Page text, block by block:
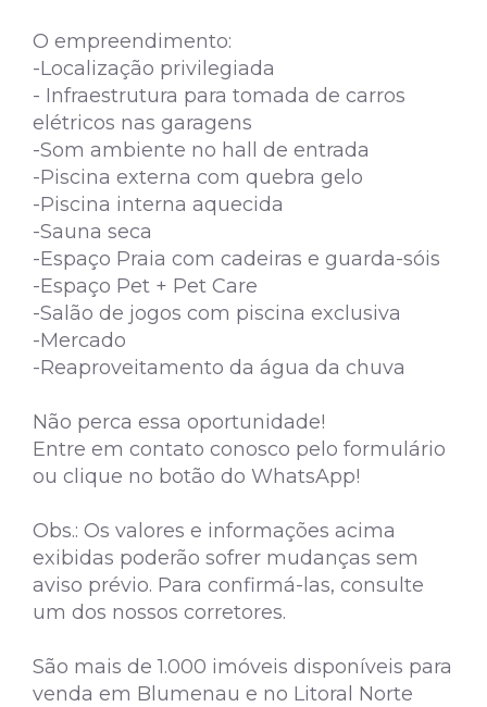
O empreendimento:
-Localização privilegiada
- Infraestrutura para tomada de carros
elétricos nas garagens
-Som ambiente no hall de entrada
-Piscina externa com quebra gelo
-Piscina interna aquecida
-Sauna seca
-Espaço Praia com cadeiras e guarda-sóis
-Espaço Pet + Pet Care
-Salão de jogos com piscina exclusiva
-Mercado
-Reaproveitamento da água da chuva
Não perca essa oportunidade!
Entre em contato conosco pelo formulário
ou clique no botão do WhatsApp!
Obs.: Os valores e informações acima
exibidas poderão sofrer mudanças sem
aviso prévio. Para confirmá-las, consulte
um dos nossos corretores.
São mais de 1.000 imóveis disponíveis para
venda em Blumenau e no Litoral Norte